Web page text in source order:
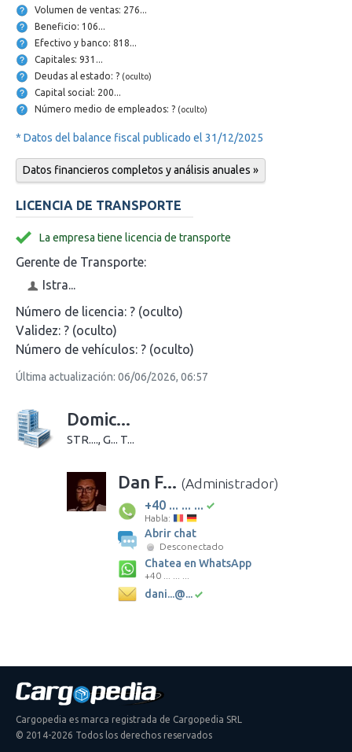
Volumen de ventas: 276...
Beneficio: 106...
Efectivo y banco: 818...
Capitales: 931...
Deudas al estado: ? (oculto)
Capital social: 200...
Número medio de empleados: ? (oculto)
* Datos del balance fiscal publicado el 31/12/2025
Datos financieros completos y análisis anuales »
LICENCIA DE TRANSPORTE
La empresa tiene licencia de transporte
Gerente de Transporte:
Istra...
Número de licencia: ? (oculto)
Validez: ? (oculto)
Número de vehículos: ? (oculto)
Última actualización: 06/06/2026, 06:57
Domic...
STR...., G... T...
Dan F... (Administrador)
+40 ... ... ...
Habla:
Abrir chat
Desconectado
Chatea en WhatsApp
+40 ... ... ...
dani...@...
Cargopedia es marca registrada de Cargopedia SRL
© 2014-2026 Todos los derechos reservados